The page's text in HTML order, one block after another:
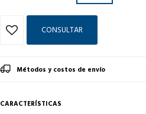
CONSULTAR
Métodos y costos de envío
CARACTERÍSTICAS